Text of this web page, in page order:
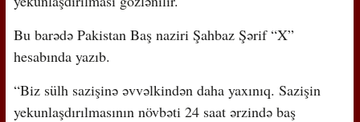
Bu barədə Pakistan Baş naziri Şahbaz Şərif “X”
hesabında yazıb.
“Biz sülh sazişinə əvvəlkindən daha yaxınıq. Sazişin
yekunlaşdırılmasının növbəti 24 saat ərzində baş